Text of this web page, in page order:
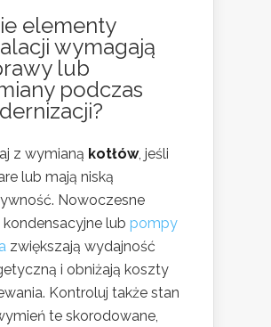
elementy
wymagają
lub
podczas
z wymianą kotłów, jeśli
lub mają niską
Nowoczesne
kondensacyjne lub pompy
zwiększają wydajność
i obniżają koszty
Kontroluj także stan
te skorodowane,